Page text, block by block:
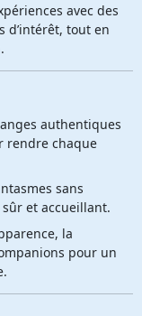
avec des
d’intérêt, tout en
authentiques
rendre chaque
sans
et accueillant.
la
pour un